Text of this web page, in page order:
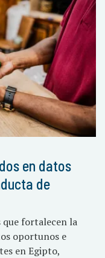
en datos
de
que fortalecen la
oportunos e
en Egipto,